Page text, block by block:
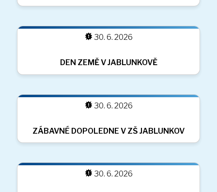
HORÁČKEM
SETKÁNÍ SE STUDENTY S PROJEKTU
ERASMUS
30. 6. 2026
30. 6. 2026
30. 6. 2026